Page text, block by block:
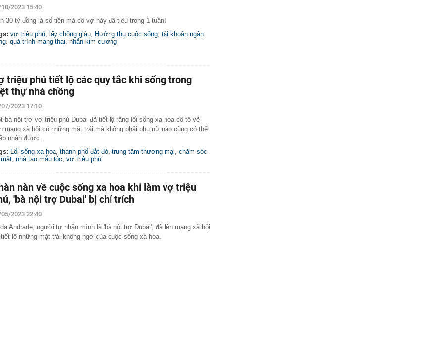
Chưởng có ý nghĩa gì?
vùng nước nông, phát hiện mỏ dầu khí trữ lượng
và 1,16 triệu mét khối khí mỗi ngày
thông báo quan trọng tới tất cả người dùng thẻ
cơ chế đặc thù tháo gỡ vướng mắc cho các dự án
2027
10/2023 15:40
30 tỷ đồng là số tiền mà cô vợ này đã tiêu trong 1 tuần!
vợ triệu phú lấy chồng giàu Hưởng thụ cuộc sống tài khoản ngân
quá trình mang thai nhẫn kim cương
triệu phú tiết lộ các quy tắc khi sống trong
thự nhà chồng
2023 17:10
bà nội trợ vợ triệu phú Dubai đã tiết lộ rằng lối sống xa hoa cô tô vẽ
mạng xã hội có những mặt trái mà không phải phụ nữ nào cũng có thể
nhận được.
Lối sống xa hoa, thành phố đắt đỏ, trung tâm thương mại, chăm sóc
, nhà tạo mẫu tóc, vợ triệu phú
nàn về cuộc sống xa hoa khi làm vợ triệu
'bà nội trợ Dubai' bị chỉ trích
2023 22:40
Andrade, người tự nhận mình là 'bà nội trợ Dubai', đã lên mạng xã hội
lộ những mặt trái không ngờ của cuộc sống xa hoa.